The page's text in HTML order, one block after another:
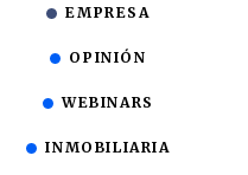
EMPRESA
OPINIÓN
WEBINARS
INMOBILIARIA